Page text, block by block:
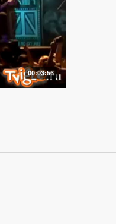
00:03:56